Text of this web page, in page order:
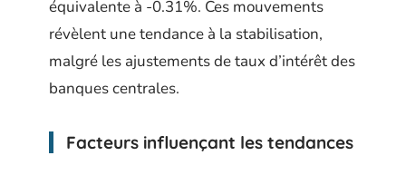
équivalente à -0.31%. Ces mouvements
révèlent une tendance à la stabilisation,
malgré les ajustements de taux d’intérêt des
banques centrales.
Facteurs influençant les tendances